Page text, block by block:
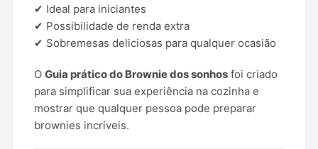
✔ Ideal para iniciantes
✔ Possibilidade de renda extra
✔ Sobremesas deliciosas para qualquer ocasião
OGuia prático do Brownie dos sonhos foi criado
para simplificar sua experiência na cozinha e
mostrar que qualquer pessoa pode preparar
brownies incríveis.